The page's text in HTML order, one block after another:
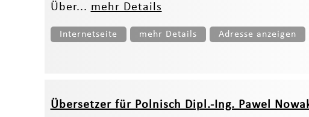
Über... mehr Details
Internetseite mehr Details Adresse anzeigen
Übersetzer für Polnisch Dipl.-Ing. Pawel